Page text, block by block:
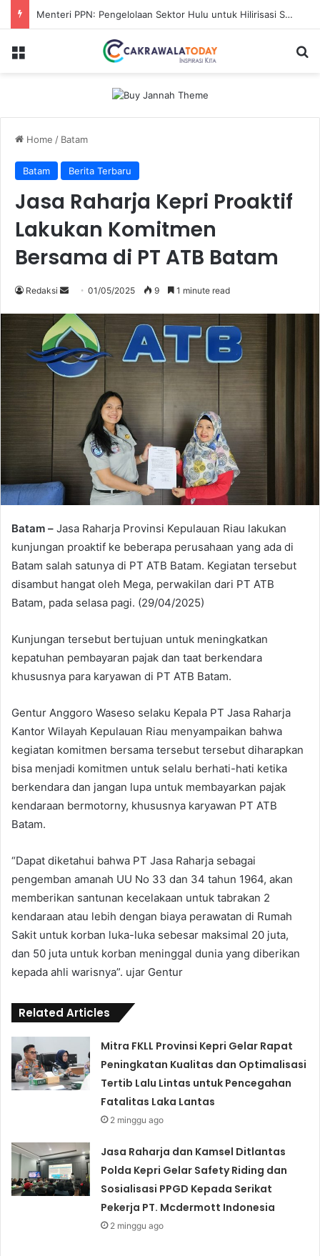
Menteri PPN: Pengelolaan Sektor Hulu untuk Hilirisasi Sawit
Menu
Home / Batam
Batam Berita Terbaru
Jasa Raharja Kepri Proaktif
Lakukan Komitmen
Bersama di PT ATB Batam
Redaksi
Send
email
01/05/2025 9 1 minute read
Batam – Jasa Raharja Provinsi Kepulauan Riau lakukan
kunjungan proaktif ke beberapa perusahaan yang ada di
Batam salah satunya di PT ATB Batam. Kegiatan tersebut
disambut hangat oleh Mega, perwakilan dari PT ATB
Batam, pada selasa pagi. (29/04/2025)
Kunjungan tersebut bertujuan untuk meningkatkan
kepatuhan pembayaran pajak dan taat berkendara
khususnya para karyawan di PT ATB Batam.
Gentur Anggoro Waseso selaku Kepala PT Jasa Raharja
Kantor Wilayah Kepulauan Riau menyampaikan bahwa
kegiatan komitmen bersama tersebut tersebut diharapkan
bisa menjadi komitmen untuk selalu berhati-hati ketika
berkendara dan jangan lupa untuk membayarkan pajak
kendaraan bermotorny, khususnya karyawan PT ATB
Batam.
“Dapat diketahui bahwa PT Jasa Raharja sebagai
pengemban amanah UU No 33 dan 34 tahun 1964, akan
memberikan santunan kecelakaan untuk tabrakan 2
kendaraan atau lebih dengan biaya perawatan di Rumah
Sakit untuk korban luka-luka sebesar maksimal 20 juta,
dan 50 juta untuk korban meninggal dunia yang diberikan
kepada ahli warisnya”. ujar Gentur
Related Articles
Mitra FKLL Provinsi Kepri Gelar Rapat
Peningkatan Kualitas dan Optimalisasi
Tertib Lalu Lintas untuk Pencegahan
Fatalitas Laka Lantas
2 minggu ago
Jasa Raharja dan Kamsel Ditlantas
Polda Kepri Gelar Safety Riding dan
Sosialisasi PPGD Kepada Serikat
Pekerja PT. Mcdermott Indonesia
2 minggu ago